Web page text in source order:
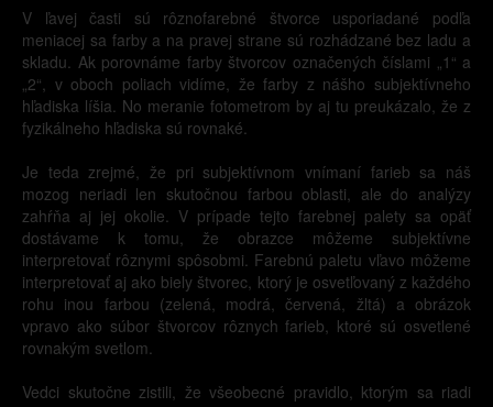
V ľavej časti sú rôznofarebné štvorce usporiadané podľa
meniacej sa farby a na pravej strane sú rozhádzané bez ladu a
skladu. Ak porovnáme farby štvorcov označených číslami „1“ a
„2“, v oboch poliach vidíme, že farby z nášho subjektívneho
hľadiska líšia. No meranie fotometrom by aj tu preukázalo, že z
fyzikálneho hľadiska sú rovnaké.
Je teda zrejmé, že pri subjektívnom vnímaní farieb sa náš
mozog neriadi len skutočnou farbou oblasti, ale do analýzy
zahŕňa aj jej okolie. V prípade tejto farebnej palety sa opäť
dostávame k tomu, že obrazce môžeme subjektívne
interpretovať rôznymi spôsobmi. Farebnú paletu vľavo môžeme
interpretovať aj ako biely štvorec, ktorý je osvetľovaný z každého
rohu inou farbou (zelená, modrá, červená, žltá) a obrázok
vpravo ako súbor štvorcov rôznych farieb, ktoré sú osvetlené
rovnakým svetlom.
Vedci skutočne zistili, že všeobecné pravidlo, ktorým sa riadi